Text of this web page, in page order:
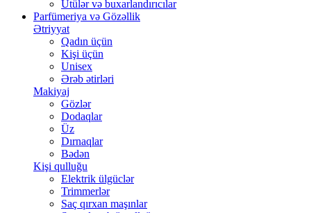
Ütülər və buxarlandırıcılar
Parfümeriya və Gözəllik
Ətriyyat
Qadın üçün
Kişi üçün
Unisex
Ərəb ətirləri
Makiyaj
Gözlər
Dodaqlar
Üz
Dırnaqlar
Bədən
Kişi qulluğu
Elektrik ülgüclər
Trimmerlər
Saç qırxan maşınlar